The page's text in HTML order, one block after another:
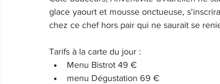
glace yaourt et mousse onctueuse,
chez ce chef hors pair qui ne saurait se
Tarifs à la carte du jour :
Menu Bistrot 49 €
menu Dégustation 69 €